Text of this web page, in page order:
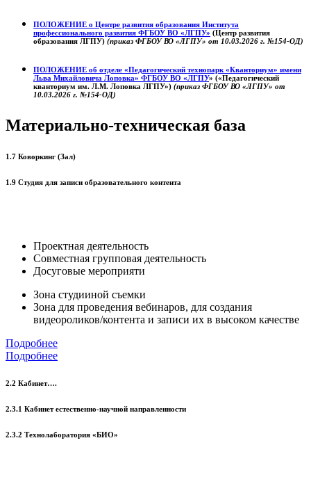
ПОЛОЖЕНИЕ о Центре развития образования Института
профессионального развития ФГБОУ ВО «ЛГПУ» (Центр развития
образования ЛГПУ) (приказ ФГБОУ ВО «ЛГПУ» от 10.03.2026 г. №154-ОД)
ПОЛОЖЕНИЕ об отделе «Педагогический технопарк «Кванториум» имени
Льва Михайловича Лоповка» ФГБОУ ВО «ЛГПУ» («Педагогический
кванториум им. Л.М. Лоповка ЛГПУ») (приказ ФГБОУ ВО «ЛГПУ» от
10.03.2026 г. №154-ОД)
Материально-техническая база
1.7 Коворкинг (Зал)
1.9 Студия для записи образовательного контента
Проектная деятельность
Совместная групповая деятельность
Досуговые мероприяти
Зона студииной съемки
Зона для проведения вебинаров, для создания
видеороликов/контента и записи их в высоком качестве
Подробнее
Подробнее
2.2 Кабинет….
2.3.1 Кабинет естественно-научной направленности
2.3.2 Технолаборатория «БИО»